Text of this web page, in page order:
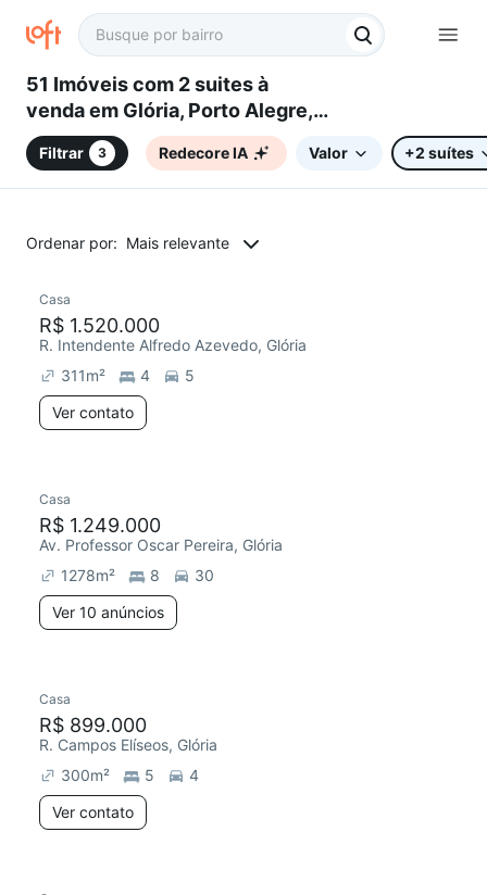
51 Imóveis com 2 suites à
venda em Glória, Porto Alegre,
RS
Filtrar 3 Redecore IA Valor +2 suítes
Ordenar por: Mais relevante
Casa
R$ 1.520.000
R. Intendente Alfredo Azevedo, Glória
311m² 4
5
Ver contato
Casa
R$ 1.249.000
Av. Professor Oscar Pereira, Glória
1278m² 8
30
Ver 10 anúncios
Casa
R$ 899.000
R. Campos Elíseos, Glória
300m² 5
4
Ver contato